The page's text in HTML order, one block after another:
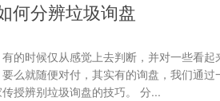
何分辨垃圾询盘
的时候仅从感觉上去判断，并对一些看起
么就随便对付，其实有的询盘，我们通过
授辨别垃圾询盘的技巧。 分...